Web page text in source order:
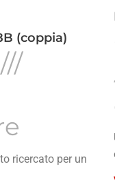
(coppia)
ricercato per un